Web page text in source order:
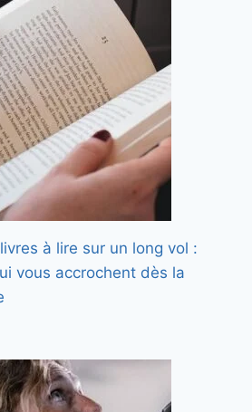
à lire sur un long vol :
vous accrochent dès la